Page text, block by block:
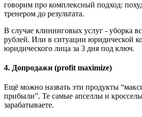
говорим про комплексный подход:
тренером до результата.
В случае клининговых услуг - уборка
рублей. Или в ситуации юридической
юридического лица за 3 дня под ключ.
4. Допродажи (profit maximize)
Ещё можно назвать эти продукты
прибыли”. Те самые апселлы и
зарабатываете.